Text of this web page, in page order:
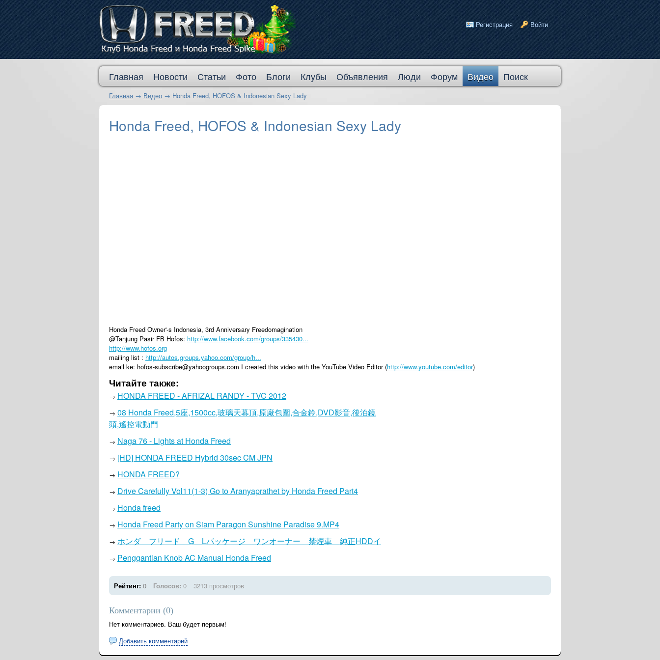
Регистрация Войти
Главная Новости Статьи Фото Блоги Клубы Объявления Люди Форум Видео Поиск
Главная → Видео → Honda Freed, HOFOS & Indonesian Sexy Lady
Honda Freed, HOFOS & Indonesian Sexy Lady
Honda Freed Owner'-s Indonesia, 3rd Anniversary Freedomagination
@Tanjung Pasir FB Hofos: http://www.facebook.com/groups/335430...
http://www.hofos.org
mailing list : http://autos.groups.yahoo.com/group/h...
email ke: hofos-subscribe@yahoogroups.com I created this video with the YouTube Video Editor (http://www.youtube.com/editor)
Читайте также:
→ HONDA FREED - AFRIZAL RANDY - TVC 2012
→ 08 Honda Freed,5座,1500cc,玻璃天幕頂,原廠包圍,合金鈴,DVD影音,後泊鏡
頭,遙控電動門
→ Naga 76 - Lights at Honda Freed
→ [HD] HONDA FREED Hybrid 30sec CM JPN
→ HONDA FREED?
→ Drive Carefully Vol11(1-3) Go to Aranyaprathet by Honda Freed Part4
→ Honda freed
→ Honda Freed Party on Siam Paragon Sunshine Paradise 9.MP4
→ ホンダ フリード G Lパッケージ ワンオーナー 禁煙車 純正HDDイ
→ Penggantian Knob AC Manual Honda Freed
Рейтинг: 0 Голосов: 0 3213 просмотров
Комментарии (0)
Нет комментариев. Ваш будет первым!
Добавить комментарий